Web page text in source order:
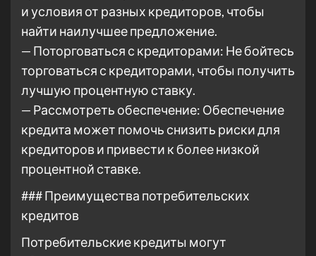
и условия от разных кредиторов, чтобы
найти наилучшее предложение.
— Поторговаться с кредиторами: Не бойтесь
торговаться с кредиторами, чтобы получить
лучшую процентную ставку.
— Рассмотреть обеспечение: Обеспечение
кредита может помочь снизить риски для
кредиторов и привести к более низкой
процентной ставке.
### Преимущества потребительских
кредитов
Потребительские кредиты могут